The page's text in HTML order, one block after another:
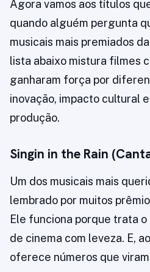
Agora vamos aos títulos
quando alguém pergunta
musicais mais premiados
lista abaixo mistura filmes
ganharam força por
inovação, impacto cultural
produção.
Singin in the Rain
Um dos musicais mais
lembrado por muitos
Ele funciona porque trata
de cinema com leveza. E,
oferece números que